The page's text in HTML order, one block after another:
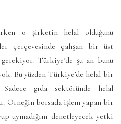
o şirketin helal olduğunu
çerçevesinde çalışan bir üst
Türkiye’de şu an bunu
Bu yüzden Türkiye’de helal bir
gıda sektöründe helal
Örneğin borsada işlem yapan bir
uymadığını denetleyecek yetki